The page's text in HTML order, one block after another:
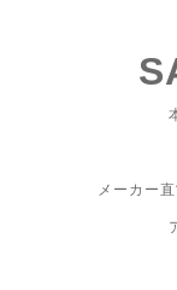
メーカー